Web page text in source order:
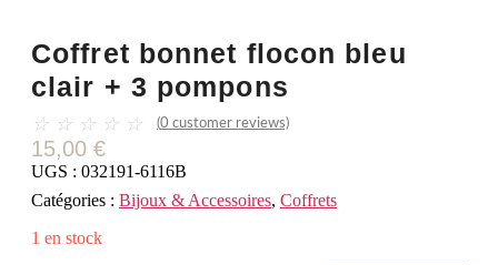
Coffret bonnet flocon bleu
clair + 3 pompons
☆ ☆ ☆ ☆ ☆ (0 customer reviews)
15,00 €
UGS : 032191-6116B
Catégories : Bijoux & Accessoires, Coffrets
1 en stock